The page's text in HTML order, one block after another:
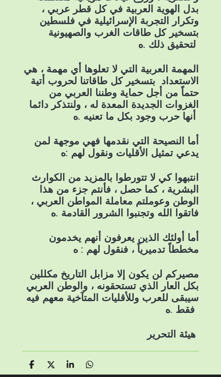
بدل الهوية العربية في كل قطر عربي ،
وتكرار التجربة الإسرائيلية في فلسطين
بتسخير كل طاقات الغرب والصهيونية
المهمة العربية التي لا تعلوها أي مهمة ، هي
الاستعداد بتسخير كل طاقاتنا لحروب أتية
حتماً من أجل حماية وطننا العربي من
الغزوات الجديدة المعدة له ، ولنتذكر دائما
أما النصيحة التي نقدمها فهي موجهة لمن
يدعي تمثيل الأقليات ونقول لهم :ه
انتبهوا كي لا تتورطوا بالمزيد من الكوارث
البشرية ، كما حصل ، فأنتم جزء من هذا
الوطن وعوملتم معاملة المواطن العربي ،
فاتقوا الله وتجنبوا الشرور القادمة .ه
أما أولئك الذين يعرفون أنهم يخدمون
مخططاً تدميرياً ، فنقول لهم : ه
مصيركم لن يكون إلا مزابل التاريخ مكللين
بكل العار الذي تستحقونه ، والوطن العربي
سيبقى للعرب وللأقليات المتآخية معهم فيه
فقط .ه
S S S S